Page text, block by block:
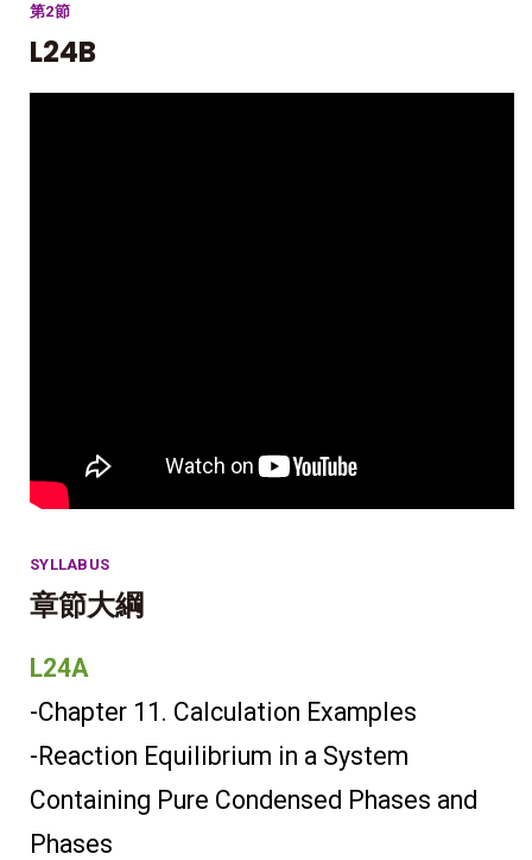
第2節
L24B
SYLLABUS
章節大綱
L24A
-Chapter 11. Calculation Examples
-Reaction Equilibrium in a System
Containing Pure Condensed Phases and
Phases